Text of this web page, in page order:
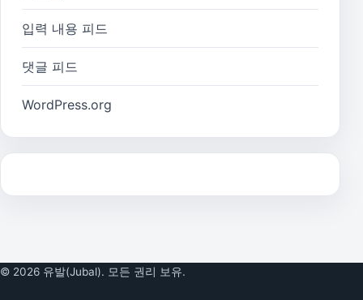
입력 내용 피드
댓글 피드
WordPress.org
© 2026 유발(Jubal). 모든 권리 보유.